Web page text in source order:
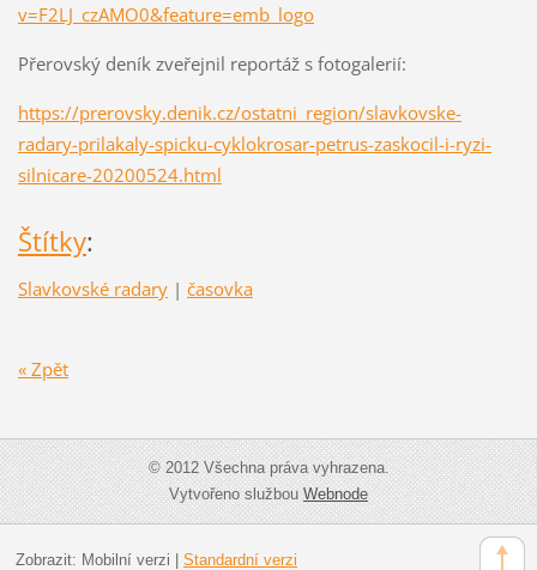
v=F2LJ_czAMO0&feature=emb_logo
Přerovský deník zveřejnil reportáž s fotogalerií:
https://prerovsky.denik.cz/ostatni_region/slavkovske-
radary-prilakaly-spicku-cyklokrosar-petrus-zaskocil-i-ryzi-
silnicare-20200524.html
Štítky:
Slavkovské radary | časovka
« Zpět
© 2012 Všechna práva vyhrazena.
Vytvořeno službouWebnode
Zobrazit: Mobilní verzi Standardní verzi